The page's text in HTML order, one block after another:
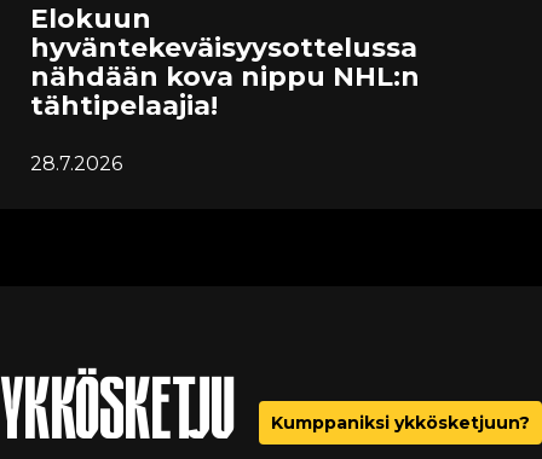
Elokuun
hyväntekeväisyysottelussa
nähdään kova nippu NHL:n
tähtipelaajia!
28.7.2026
YKKÖSKETJU Kumppaniksi ykkösketjuun?